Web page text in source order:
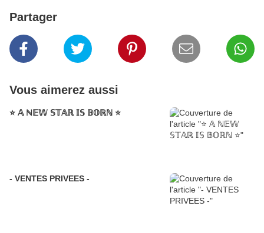
Partager
Vous aimerez aussi
⭐️ 𝔸 ℕ𝔼𝕎 𝕊𝕋𝔸ℝ 𝕀𝕊 𝔹𝕆ℝℕ ⭐️
- VENTES PRIVEES -